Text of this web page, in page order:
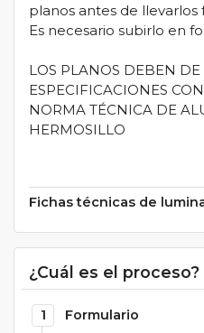
planos antes de llevarlos
Es necesario subirlo en
LOS PLANOS DEBEN DE
ESPECIFICACIONES
NORMA TÉCNICA DE
HERMOSILLO
Fichas técnicas de
¿Cuál es el proceso?
1 Formulario